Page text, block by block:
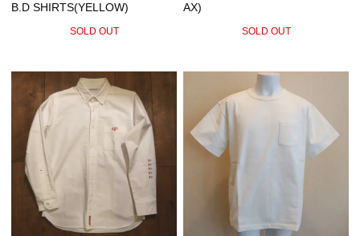
B.D SHIRTS(YELLOW)
SOLD OUT
AX)
SOLD OUT